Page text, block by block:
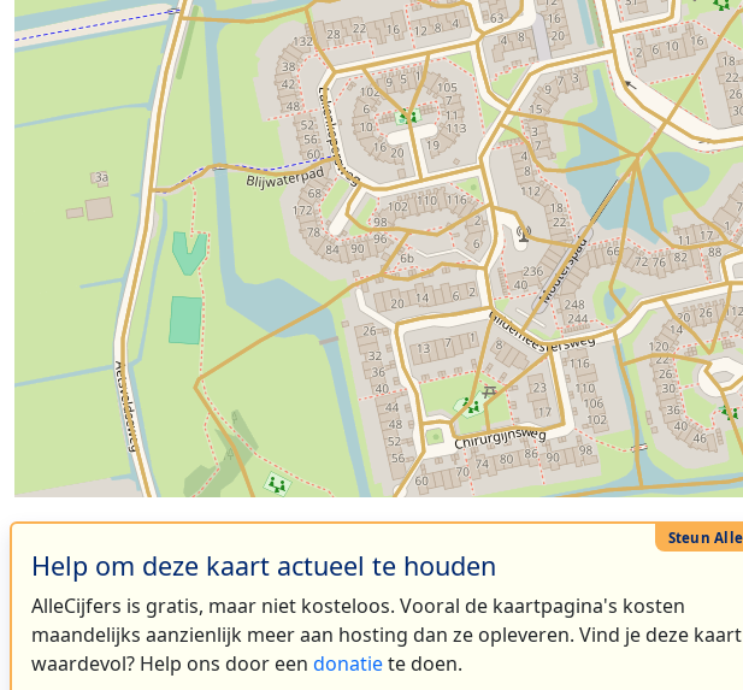
Help om deze kaart actueel te houden
AlleCijfers is gratis, maar niet kosteloos. Vooral de kaartpagina's kosten
maandelijks aanzienlijk meer aan hosting dan ze opleveren. Vind je deze kaart
waardevol? Help ons door een donatiete doen.